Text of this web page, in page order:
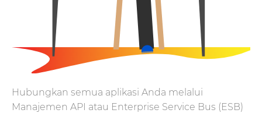
Hubungkan semua aplikasi Anda melalui
Manajemen API atau Enterprise Service Bus (ESB)